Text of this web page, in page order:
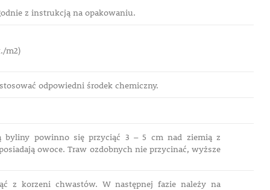
z instrukcją na opakowaniu.
m2)
odpowiedni środek chemiczny.
byliny powinno się przyciąć 3 – 5 cm nad ziemią z
owoce. Traw ozdobnych nie przycinać, wyższe
z korzeni chwastów. W następnej fazie należy na